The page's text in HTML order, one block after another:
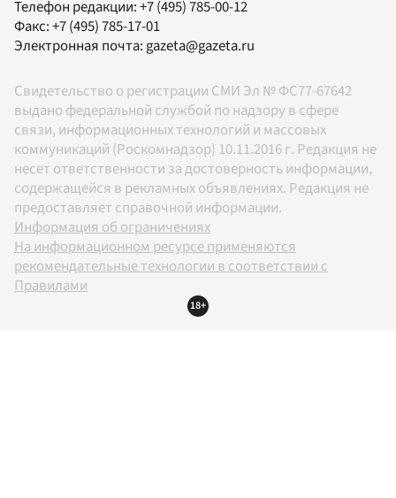
Телефон редакции:+7 (495) 785-00-12
Факс:+7 (495) 785-17-01
Электронная почта: gazeta@gazeta.ru
Свидетельство о регистрации СМИ Эл № ФС77-67642
выдано федеральной службой по надзору в сфере
связи, информационных технологий и массовых
коммуникаций (Роскомнадзор) 10.11.2016 г. Редакция не
несет ответственности за достоверность информации,
содержащейся в рекламных объявлениях. Редакция не
предоставляет справочной информации.
Информация об ограничениях
На информационном ресурсе применяются
рекомендательные технологии в соответствии с
Правилами
18+